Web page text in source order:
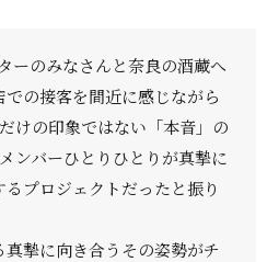
ーのみなさんと奈良の酒蔵へ
の接客を間近に感じながら
けの印象ではない「本音」の
ンバーひとりひとりが真摯に
プロジェクトだったと振り
摯に向き合うその姿勢がチ